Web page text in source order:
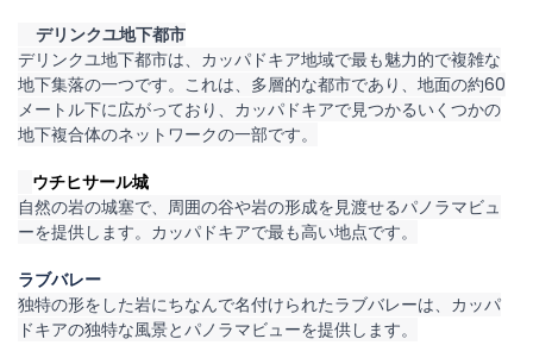
デリンクユ地下都市
デリンクユ地下都市は、カッパドキア地域で最も魅力的で複雑な
地下集落の一つです。これは、多層的な都市であり、地面の約60
メートル下に広がっており、カッパドキアで見つかるいくつかの
地下複合体のネットワークの一部です。
ウチヒサール城
自然の岩の城塞で、周囲の谷や岩の形成を見渡せるパノラマビュ
ーを提供します。カッパドキアで最も高い地点です。
ラブバレー
独特の形をした岩にちなんで名付けられたラブバレーは、カッパ
ドキアの独特な風景とパノラマビューを提供します。